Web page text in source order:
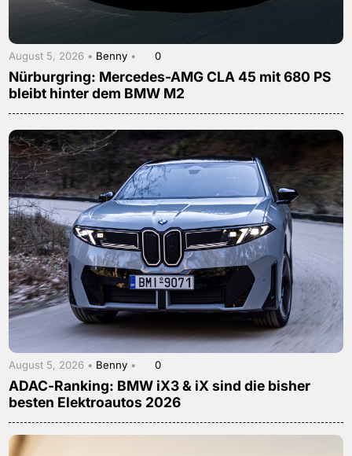
August 5, 2026 • Benny • 0
Nürburgring: Mercedes-AMG CLA 45 mit 680 PS
bleibt hinter dem BMW M2
August 5, 2026 • Benny • 0
ADAC-Ranking: BMW iX3 & iX sind die bisher
besten Elektroautos 2026